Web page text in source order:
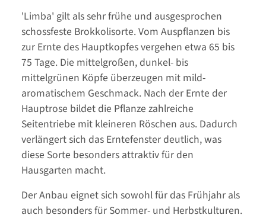
'Limba' gilt als sehr frühe und ausgesprochen
schossfeste Brokkolisorte. Vom Auspflanzen bis
zur Ernte des Hauptkopfes vergehen etwa 65 bis
75 Tage. Die mittelgroßen, dunkel- bis
mittelgrünen Köpfe überzeugen mit mild-
aromatischem Geschmack. Nach der Ernte der
Hauptrose bildet die Pflanze zahlreiche
Seitentriebe mit kleineren Röschen aus. Dadurch
verlängert sich das Erntefenster deutlich, was
diese Sorte besonders attraktiv für den
Hausgarten macht.
Der Anbau eignet sich sowohl für das Frühjahr als
auch besonders für Sommer- und Herbstkulturen.